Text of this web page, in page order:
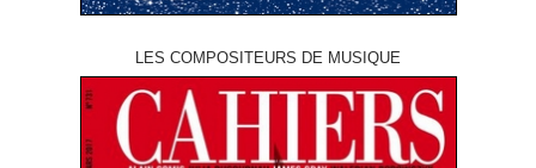
LES COMPOSITEURS DE MUSIQUE